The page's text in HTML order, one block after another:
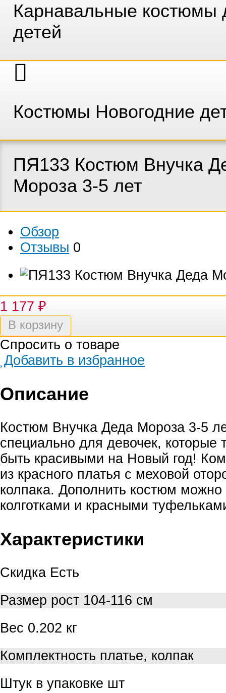
Карнавальные костюмы
детей
Костюмы Новогодние
ПЯ133 Костюм Внучка
Мороза 3-5 лет
Обзор
Отзывы 0
1 177 ₽
Спросить о товаре
Добавить в избранное
Описание
Костюм Внучка Деда Мороза 3-5
специально для девочек, которые
быть красивыми на Новый год!
из красного платья с меховой
колпака. Дополнить костюм
колготками и красными
Характеристики
Скидка Есть
Размер рост 104-116 см
Вес 0.202 кг
Комплектность платье, колпак
Штук в упаковке шт